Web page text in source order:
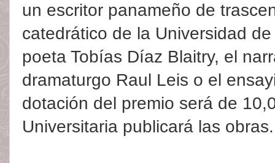
un escritor panameño de
catedrático de la Universidad
poeta Tobías Díaz Blaitry, el
dramaturgo Raul Leis o el
dotación del premio será de
Universitaria publicará las obras.